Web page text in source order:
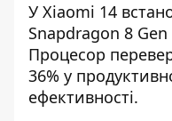
У Xiaomi 14
Snapdragon 8
Процесор
36% у
ефективності.